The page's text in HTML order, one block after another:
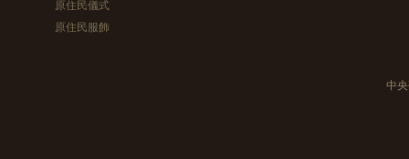
原住民儀式
原住民服飾
中